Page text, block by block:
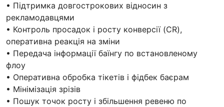
• Підтримка довгострокових відносин з
рекламодавцями
• Контроль просадок і росту конверсії (CR),
оперативна реакція на зміни
• Передача інформації баїнгу по встановленому
флоу
• Оперативна обробка тікетів і фідбек баєрам
• Мінімізація зрізів
• Пошук точок росту і збільшення ревеню по